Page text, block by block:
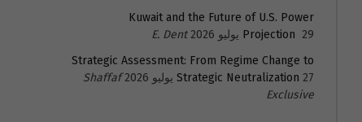
Kuwait and the Future of U.S. Power
Projection 29 يوليو 2026
E. Dent
Strategic Assessment: From Regime Change to
Strategic Neutralization 27 يوليو 2026
Shaffaf
Exclusive